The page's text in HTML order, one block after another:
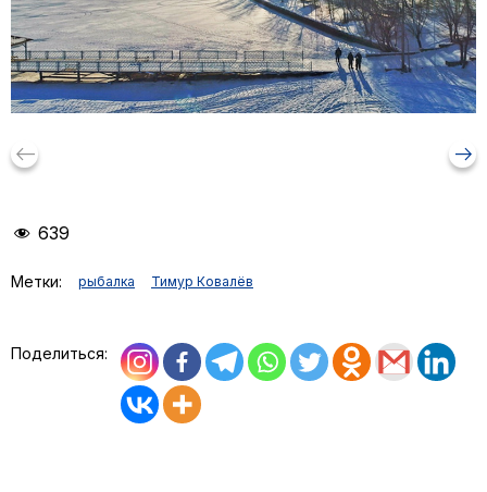
keyboard_backspace arrow_right_alt
639
Метки: рыбалка Тимур Ковалёв
Поделиться: